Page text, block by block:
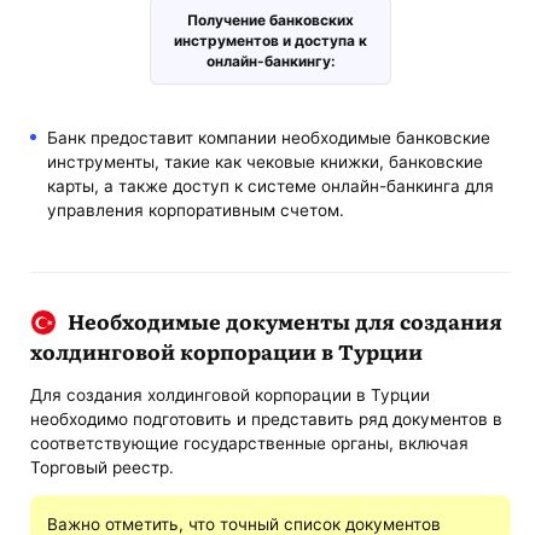
Получение банковских
инструментов и доступа к
онлайн-банкингу:
Банк предоставит компании необходимые банковские
инструменты, такие как чековые книжки, банковские
карты, а также доступ к системе онлайн-банкинга для
управления корпоративным счетом.
Необходимые документы для создания
холдинговой корпорации в Турции
Для создания холдинговой корпорации в Турции
необходимо подготовить и представить ряд документов в
соответствующие государственные органы, включая
Торговый реестр.
Важно отметить, что точный список документов